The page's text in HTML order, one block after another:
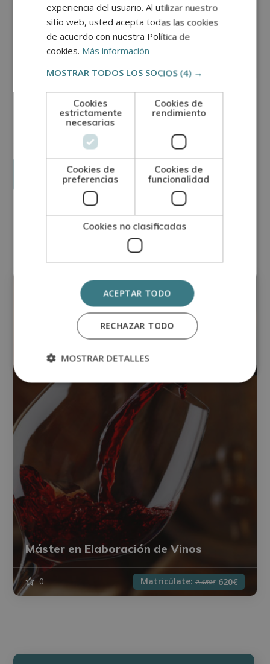
GRUPO TARRACO DE ESCUELAS DE FORMACIÓN DE POSTGRADO, S.L., CIF:
B01589969, Domicilio: C/ Amadeu Vives, 5, Bloque 1 - Bajo C, 43481, La
Pineda, Tarragona.
Finalidad del Tratamiento: Tratamos la información que nos facilita con el
fin de enviarle correos electrónicos de tipo comercial relacionado con
los productos ofrecidos y otros tipo de productos que fueran de su
Derechos: Puede ejercitar sus derechos identificándose suficientemente,
dirigiéndose a la dirección direccion@grupotarraco.com.
Para más información consulte nuestra Política de Privacidad.
Desea recibir información comercial (vía telefónica y/o email):
Otras titulaciones
Máster en Elaboración de Vinos
0 Matricúlate:2.480€ 620€
experiencia del usuario. Al utilizar nuestro
sitio web, usted acepta todas las cookies
de acuerdo con nuestra Política de
cookies. Más información
MOSTRAR TODOS LOS SOCIOS (4) →
Cookies
estrictamente
necesarias
Cookies de
rendimiento
Cookies de
preferencias
Cookies de
funcionalidad
Cookies no clasificadas
ACEPTAR TODO
RECHAZAR TODO
MOSTRAR DETALLES